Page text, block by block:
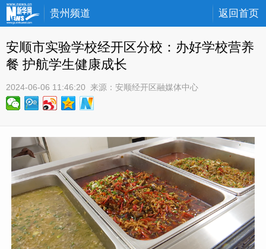
贵州频道 返回首页
安顺市实验学校经开区分校：办好学校营养
餐 护航学生健康成长
2024-06-06 11:46:20 来源： 安顺经开区融媒体中心